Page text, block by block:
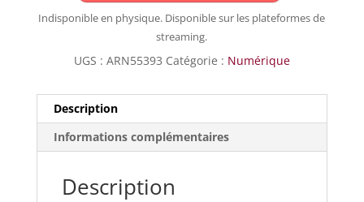
Indisponible en physique. Disponible sur les plateformes de
streaming.
UGS : ARN55393 Catégorie : Numérique
Description
Informations complémentaires
Description